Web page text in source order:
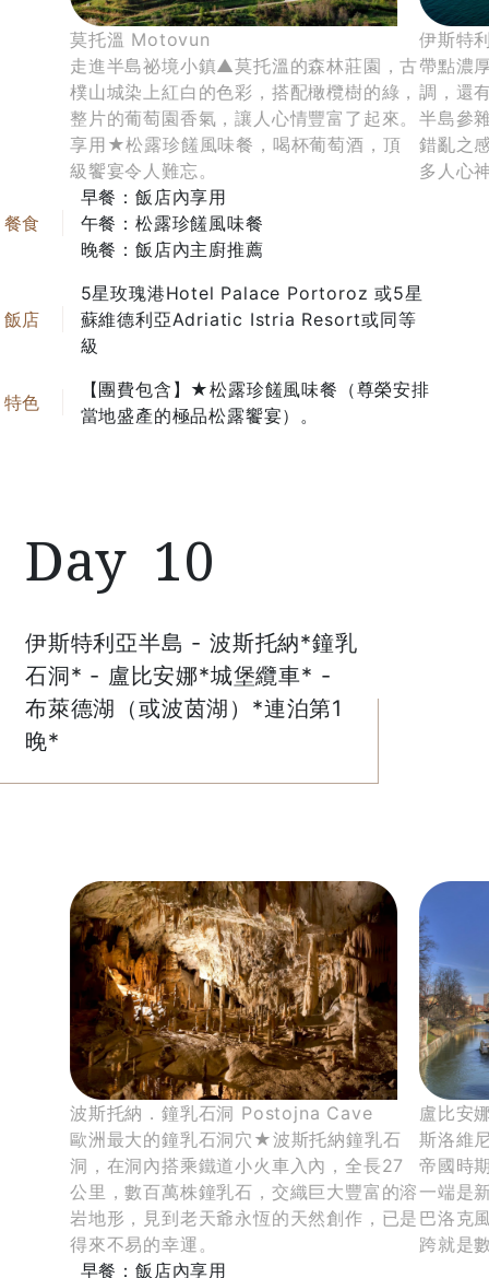
莫托溫 Motovun
走進半島祕境小鎮▲莫托溫的森林莊園，古
樸山城染上紅白的色彩，搭配橄欖樹的綠，
整片的葡萄園香氣，讓人心情豐富了起來。
享用★松露珍饈風味餐，喝杯葡萄酒，頂
級饗宴令人難忘。
伊斯特
帶點濃
調，還
半島參
錯亂之
多人心
早餐：飯店內享用
午餐：松露珍饈風味餐
晚餐：飯店內主廚推薦
5星玫瑰港Hotel Palace Portoroz 或5星
蘇維德利亞Adriatic Istria Resort或同等
級
【團費包含】★松露珍饈風味餐（尊榮安排
當地盛產的極品松露饗宴）。
10
伊斯特利亞半島 - 波斯托納*鐘乳
石洞* - 盧比安娜*城堡纜車* -
布萊德湖（或波茵湖）*連泊第1
晚*
波斯托納．鐘乳石洞 Postojna Cave
歐洲最大的鐘乳石洞穴★波斯托納鐘乳石
洞，在洞內搭乘鐵道小火車入內，全長27
公里，數百萬株鐘乳石，交織巨大豐富的溶
岩地形，見到老天爺永恆的天然創作，已是
得來不易的幸運。
盧比安
斯洛維
帝國時
一端是
巴洛克
跨就是
早餐：飯店內享用